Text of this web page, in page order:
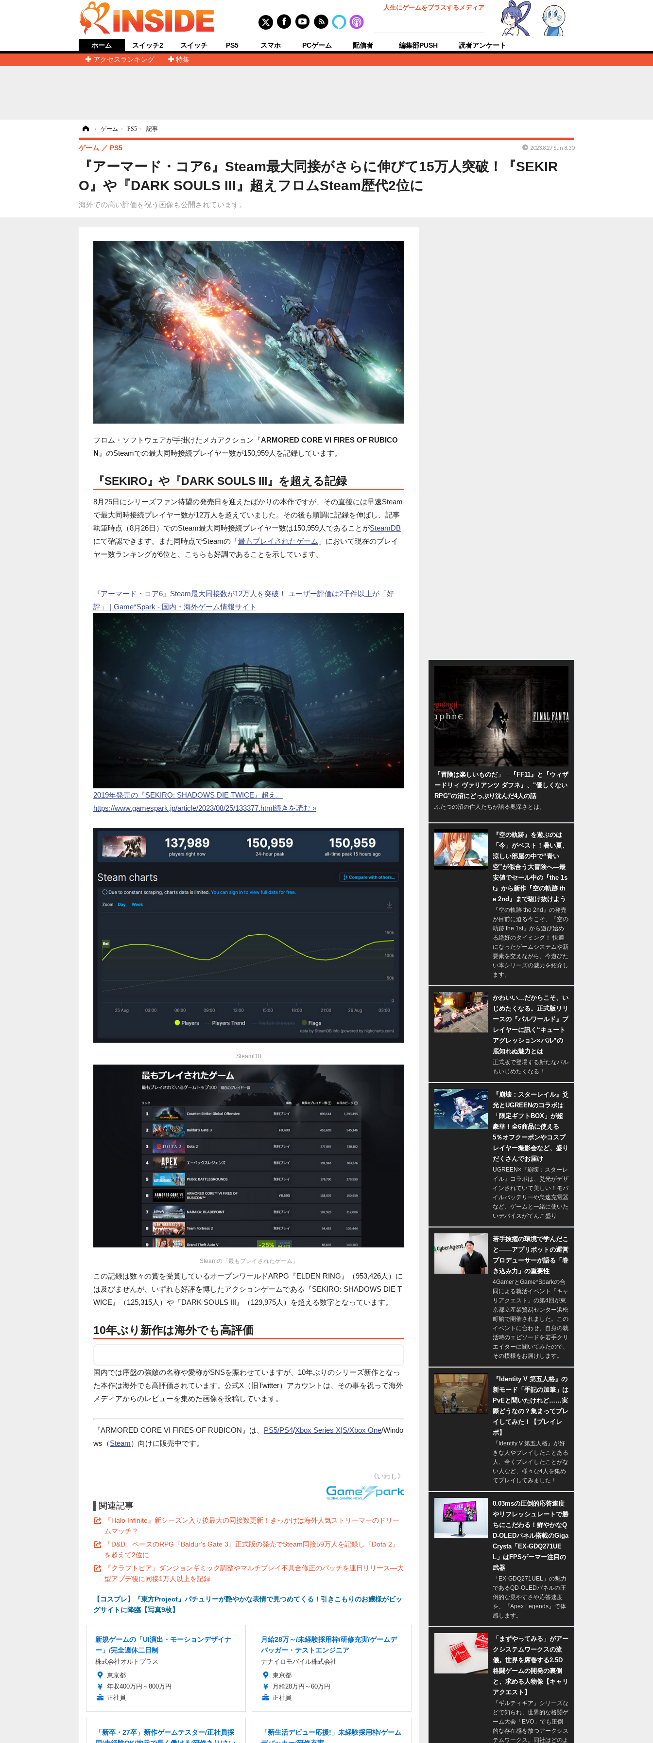
人生にゲームをプラスするメディア
ホーム
アクセスランキング
特集
スイッチ2 スイッチ PS5 スマホ PCゲーム 配信者 編集部PUSH 読者アンケート
› ゲーム › PS5 › 記事
『アーマード・コア6』Steam最大同接がさらに伸びて15万人突破！『SEKIR
O』や『DARK SOULS III』超えフロムSteam歴代2位に
海外での高い評価を祝う画像も公開されています。
ゲーム PS5 2023.8.27 Sun 8:30
フロム・ソフトウェアが手掛けたメカアクション『ARMORED CORE VI FIRES OF RUBICO
N 』のSteamでの最大同時接続プレイヤー数が150,959人を記録しています。
『SEKIRO』や『DARK SOULS III』を超える記録
8月25日にシリーズファン待望の発売日を迎えたばかりの本作ですが、その直後には早速Steam
で最大同時接続プレイヤー数が12万人を超えていました。その後も順調に記録を伸ばし、記事
執筆時点（8月26日）でのSteam最大同時接続プレイヤー数は150,959人であることがSteamDB
にて確認できます。また同時点でSteamの「最もプレイされたゲーム 」において現在のプレイ
ヤー数ランキングが6位と、こちらも好調であることを示しています。
『アーマード・コア6』Steam最大同接数が12万人を突破！ ユーザー評価は2千件以上が「好
評」 | Game*Spark - 国内・海外ゲーム情報サイト
2019年発売の『SEKIRO: SHADOWS DIE TWICE』超え。
https://www.gamespark.jp/article/2023/08/25/133377.html続きを読む »
SteamDB
Steamの「最もプレイされたゲーム」
この記録は数々の賞を受賞しているオープンワールドARPG『ELDEN RING』（953,426人）に
は及びませんが、いずれも好評を博したアクションゲームである『SEKIRO: SHADOWS DIE T
WICE』（125,315人）や『DARK SOULS III』（129,975人）を超える数字となっています。
10年ぶり新作は海外でも高評価
国内では序盤の強敵の名称や愛称がSNSを賑わせていますが、10年ぶりのシリーズ新作となっ
た本作は海外でも高評価されています。公式X（旧Twitter）アカウントは、その事を祝って海外
メディアからのレビューを集めた画像を投稿しています。
『ARMORED CORE VI FIRES OF RUBICON』は、 PS5/PS4/Xbox Series X|S/Xbox One/Windo
ws（Steam）向けに販売中です。
《いわし》
関連記事
『Halo Infinite』新シーズン入り後最大の同接数更新！きっかけは海外人気ストリーマーのドリー
ムマッチ？
「D&D」ベースのRPG『Baldur's Gate 3』正式版の発売でSteam同接59万人を記録し『Dota 2』
を超えて2位に
『クラフトピア』ダンジョンギミック調整やマルチプレイ不具合修正のパッチを連日リリース―大
型アプデ後に同接1万人以上を記録
【コスプレ】『東方Project』パチュリーが艶やかな表情で見つめてくる！引きこもりのお嬢様がビッ
グサイトに降臨【写真9枚】
新規ゲームの「UI演出・モーションデザイナ
ー」/完全週休二日制
株式会社オルトプラス
東京都
年収400万円～800万円
正社員
月給28万～/未経験採用枠/研修充実/ゲームデ
バッガー・テストエンジニア
ナナイロモバイル株式会社
東京都
月給28万円～60万円
正社員
「新卒・27卒」新作ゲームテスター/正社員採
「新生活デビュー応援!」未経験採用枠/ゲーム
「冒険は楽しいものだ」 ─『FF11』と『ウィザ
ードリィ ヴァリアンツ ダフネ』、"優しくない
RPG"の沼にどっぷり沈んだ4人の話
ふたつの沼の住人たちが語る奥深さとは。
『空の軌跡』を遊ぶのは
「今」がベスト！暑い夏、
涼しい部屋の中で“青い
空”が似合う大冒険へ―最
安値でセール中の『the 1s
t』から新作『空の軌跡 th
e 2nd』まで駆け抜けよう
『空の軌跡 the 2nd』の発売
が目前に迫る今こそ、『空の
軌跡 the 1st』から遊び始め
る絶好のタイミング！ 快適
になったゲームシステムや新
要素を交えながら、今遊びた
い本シリーズの魅力を紹介し
ます。
かわいい…だからこそ、い
じめたくなる。正式版リリ
ースの『パルワールド』プ
レイヤーに訊く“キュート
アグレッション×パル”の
底知れぬ魅力とは
正式版で登場する新たなパル
もいじめたくなる！
『崩壊：スターレイル』爻
光とUGREENのコラボは
「限定ギフトBOX」が超
豪華！全6商品に使える
5％オフクーポンやコスプ
レイヤー撮影会など、盛り
だくさんでお届け
UGREEN×『崩壊：スターレ
イル』コラボは、爻光がデザ
インされていて美しい！モバ
イルバッテリーや急速充電器
など、ゲームと一緒に使いた
いデバイスがてんこ盛り
若手抜擢の環境で学んだこ
と――アプリボットの運営
プロデューサーが語る「巻
き込み力」の重要性
4GamerとGame*Sparkの合
同による就活イベント「キャ
リアクエスト」の第4回が東
京都立産業貿易センター浜松
町館で開催されました。この
イベントに合わせ、自身の就
活時のエピソードを若手クリ
エイターに聞いてみたので、
その模様をお届けします。
『Identity V 第五人格』の
新モード「手記の加筆」は
PvEと聞いたけれど……実
際どうなの？集まってプレ
イしてみた！【プレイレ
ポ】
『Identity V 第五人格』が好
きな人やプレイしたことある
人、全くプレイしたことがな
い人など、様々な4人を集め
てプレイしてみました！
0.03msの圧倒的応答速度
やリフレッシュレートで勝
ちにこだわる！鮮やかなQ
D-OLEDパネル搭載のGiga
Crysta「EX-GDQ271UE
L」はFPSゲーマー注目の
武器
「EX-GDQ271UEL」の魅力
であるQD-OLEDパネルの圧
倒的な見やすさや応答速度
を、『Apex Legends』で体
感します。
「まずやってみる」がアー
クシステムワークスの流
儀。世界を席巻する2.5D
格闘ゲームの開発の裏側
と、求める人物像【キャリ
アクエスト】
『ギルティギア』シリーズな
どで知られ、世界的な格闘ゲ
ーム大会「EVO」でも圧倒
的な存在感を放つアークシス
テムワークス。同社はどのよ